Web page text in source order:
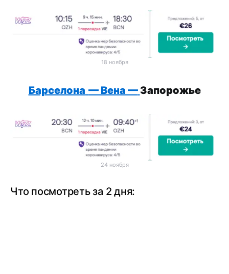
18 ноября
Барселона — Вена — Запорожье
24 ноября
Что посмотреть за 2 дня: